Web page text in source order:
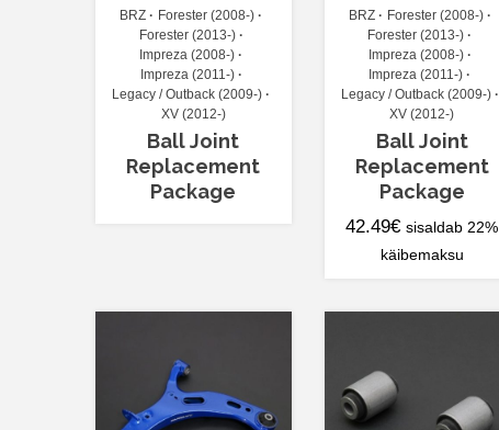
BRZ
Forester (2008-)
Forester (2013-)
Impreza (2008-)
Impreza (2011-)
Legacy / Outback (2009-)
XV (2012-)
Ball Joint
Replacement
Package
BRZ
Forester (2008-)
Forester (2013-)
Impreza (2008-)
Impreza (2011-)
Legacy / Outback (2009-)
XV (2012-)
Ball Joint
Replacement
Package
42.49€ sisaldab 22%
käibemaksu